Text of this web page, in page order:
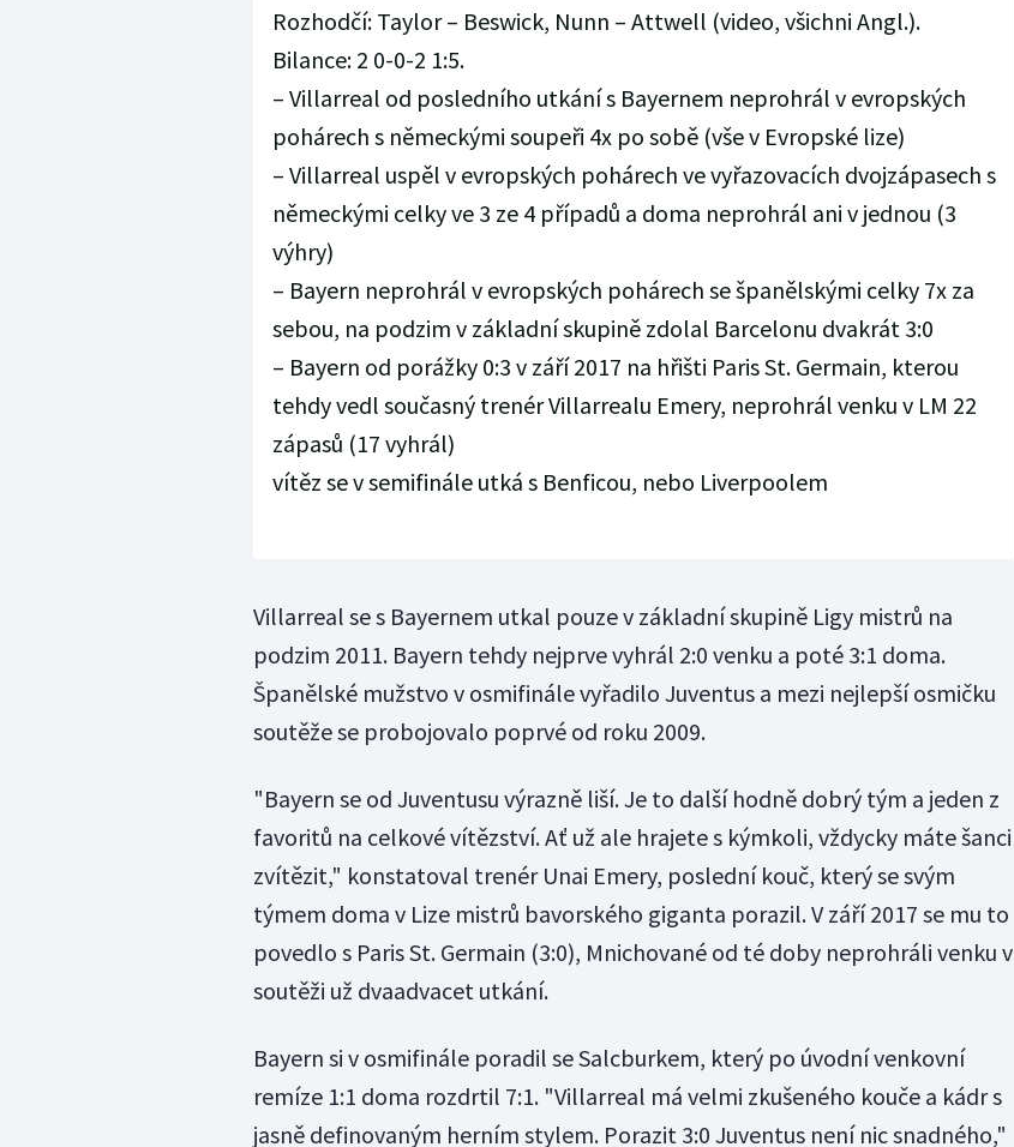
Rozhodčí: Taylor – Beswick, Nunn – Attwell (video, všichni Angl.).
Bilance: 2 0-0-2 1:5.
– Villarreal od posledního utkání s Bayernem neprohrál v evropských
pohárech s německými soupeři 4x po sobě (vše v Evropské lize)
– Villarreal uspěl v evropských pohárech ve vyřazovacích dvojzápasech s
německými celky ve 3 ze 4 případů a doma neprohrál ani v jednou (3
výhry)
– Bayern neprohrál v evropských pohárech se španělskými celky 7x za
sebou, na podzim v základní skupině zdolal Barcelonu dvakrát 3:0
– Bayern od porážky 0:3 v září 2017 na hřišti Paris St. Germain, kterou
tehdy vedl současný trenér Villarrealu Emery, neprohrál venku v LM 22
zápasů (17 vyhrál)
vítěz se v semifinále utká s Benficou, nebo Liverpoolem
Villarreal se s Bayernem utkal pouze v základní skupině Ligy mistrů na
podzim 2011. Bayern tehdy nejprve vyhrál 2:0 venku a poté 3:1 doma.
Španělské mužstvo v osmifinále vyřadilo Juventus a mezi nejlepší osmičku
soutěže se probojovalo poprvé od roku 2009.
"Bayern se od Juventusu výrazně liší. Je to další hodně dobrý tým a jeden z
favoritů na celkové vítězství. Ať už ale hrajete s kýmkoli, vždycky máte šanci
zvítězit," konstatoval trenér Unai Emery, poslední kouč, který se svým
týmem doma v Lize mistrů bavorského giganta porazil. V září 2017 se mu to
povedlo s Paris St. Germain (3:0), Mnichované od té doby neprohráli venku v
soutěži už dvaadvacet utkání.
Bayern si v osmifinále poradil se Salcburkem, který po úvodní venkovní
remíze 1:1 doma rozdrtil 7:1. "Villarreal má velmi zkušeného kouče a kádr s
jasně definovaným herním stylem. Porazit 3:0 Juventus není nic snadného,"